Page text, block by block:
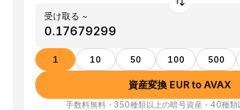
受け取る ~
1 10 50 100 500
資産変換 EUR to AVAX
手数料無料・350種類以上の暗号資産・40種類